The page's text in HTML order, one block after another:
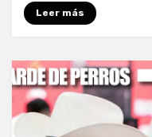
Leer más